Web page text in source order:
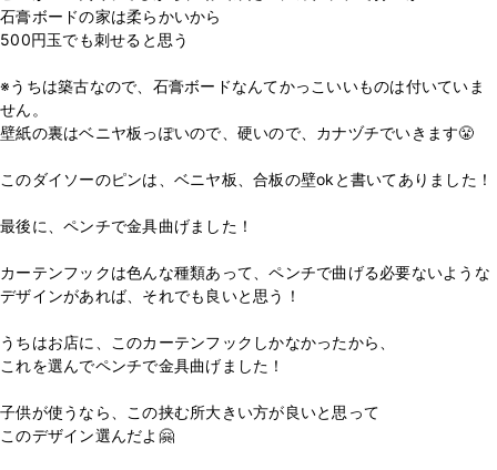
石膏ボードの家は柔らかいから
500円玉でも刺せると思う
※うちは築古なので、石膏ボードなんてかっこいいものは付いていま
せん。
壁紙の裏はベニヤ板っぽいので、硬いので、カナヅチでいきます😤
このダイソーのピンは、ベニヤ板、合板の壁okと書いてありました！
最後に、ペンチで金具曲げました！
カーテンフックは色んな種類あって、ペンチで曲げる必要ないような
デザインがあれば、それでも良いと思う！
うちはお店に、このカーテンフックしかなかったから、
これを選んでペンチで金具曲げました！
子供が使うなら、この挟む所大きい方が良いと思って
このデザイン選んだよ🤗